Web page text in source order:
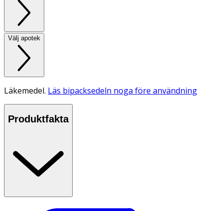
Välj apotek
Läkemedel. Läs bipacksedeln noga före användning
Produktfakta